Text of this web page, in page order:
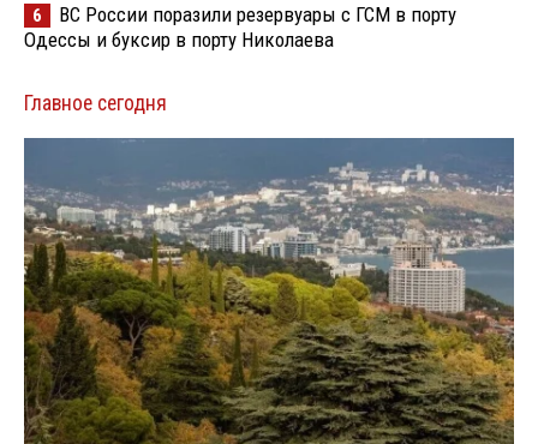
6
ВС России поразили резервуары с ГСМ в порту
Одессы и буксир в порту Николаева
Главное сегодня